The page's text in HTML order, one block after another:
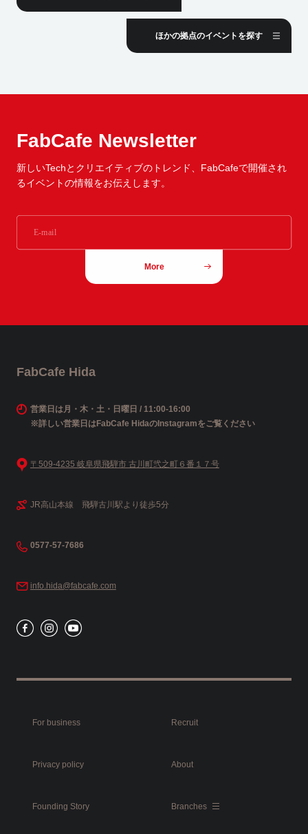
ほかの拠点のイベントを探す
FabCafe Newsletter
新しいTechとクリエイティブのトレンド、 FabCafeで開催され
るイベントの情報をお伝えします。
More
FabCafe Hida
営業日は月・木・土・日曜日 / 11:00-16:00
※詳しい営業日はFabCafe HidaのInstagramをご覧ください
〒509-4235 岐阜県飛騨市 古川町弐之町６番１７号
JR高山本線 飛騨古川駅より徒歩5分
0577-57-7686
info.hida@fabcafe.com
For business Recruit
Privacy policy About
Founding Story Branches